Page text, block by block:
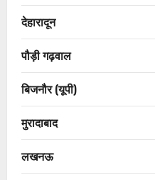
देहारादून
पौड़ी गढ़वाल
बिजनौर (यूपी)
मुरादाबाद
लखनऊ